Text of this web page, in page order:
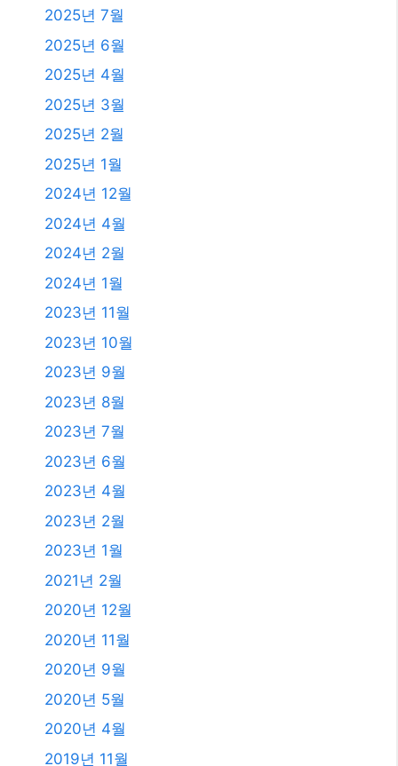
2025년 7월
2025년 6월
2025년 4월
2025년 3월
2025년 2월
2025년 1월
2024년 12월
2024년 4월
2024년 2월
2024년 1월
2023년 11월
2023년 10월
2023년 9월
2023년 8월
2023년 7월
2023년 6월
2023년 4월
2023년 2월
2023년 1월
2021년 2월
2020년 12월
2020년 11월
2020년 9월
2020년 5월
2020년 4월
2019년 11월